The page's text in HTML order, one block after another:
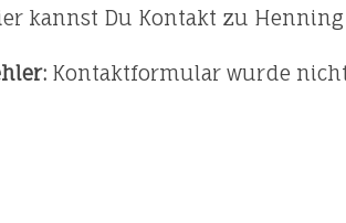
kannst Du Kontakt zu
Kontaktformular wurde